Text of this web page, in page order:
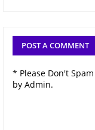
POST A COMMENT
* Please Don't
by Admin.